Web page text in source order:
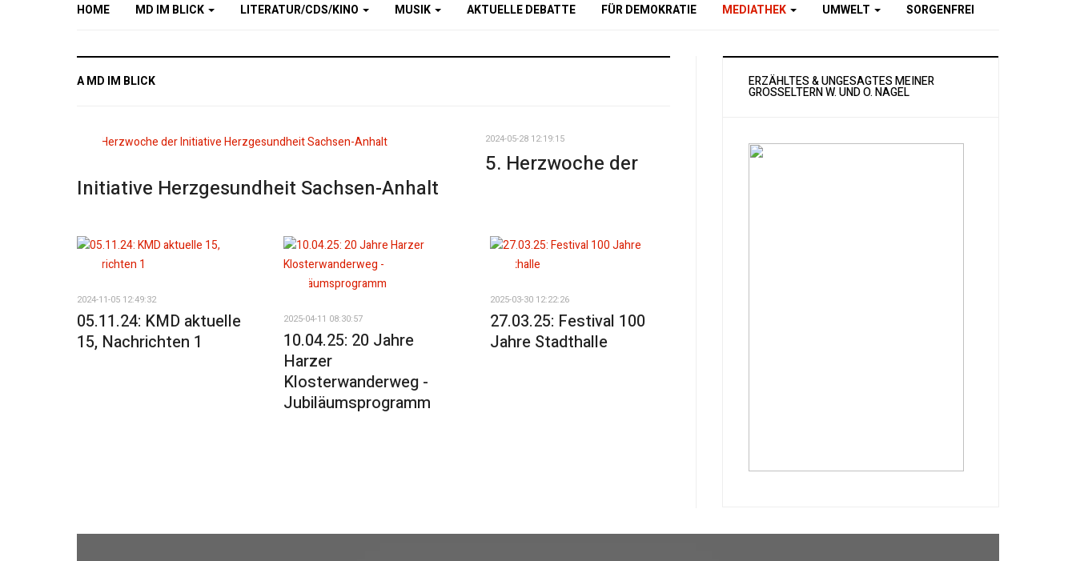
HOME MD IM BLICK LITERATUR/CDS/KINO MUSIK AKTUELLE DEBATTE FÜR DEMOKRATIE MEDIATHEK UMWELT SORGENFREI
A MD IM BLICK
2024-05-28 12:19:15
5. Herzwoche der
Initiative Herzgesundheit Sachsen-Anhalt
2024-11-05 12:49:32
05.11.24: KMD aktuelle
15, Nachrichten 1
2025-04-11 08:30:57
10.04.25: 20 Jahre
Harzer
Klosterwanderweg -
Jubiläumsprogramm
2025-03-30 12:22:26
27.03.25: Festival 100
Jahre Stadthalle
ERZÄHLTES & UNGESAGTES MEINER
GROSSELTERN W. UND O. NAGEL